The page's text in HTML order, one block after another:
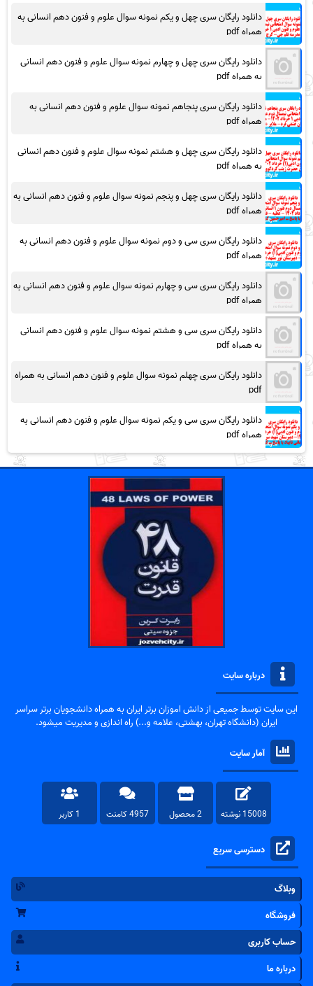
دانلود رایگان سری چهل و یکم نمونه سوال علوم و فنون دهم انسانی به
همراه pdf
دانلود رایگان سری چهل و چهارم نمونه سوال علوم و فنون دهم انسانی
به همراه pdf
دانلود رایگان سری پنجاهم نمونه سوال علوم و فنون دهم انسانی به
همراه pdf
دانلود رایگان سری چهل و هشتم نمونه سوال علوم و فنون دهم انسانی
به همراه pdf
دانلود رایگان سری چهل و پنجم نمونه سوال علوم و فنون دهم انسانی به
همراه pdf
دانلود رایگان سری سی و دوم نمونه سوال علوم و فنون دهم انسانی به
همراه pdf
دانلود رایگان سری سی و چهارم نمونه سوال علوم و فنون دهم انسانی به
همراه pdf
دانلود رایگان سری سی و هشتم نمونه سوال علوم و فنون دهم انسانی
به همراه pdf
دانلود رایگان سری چهلم نمونه سوال علوم و فنون دهم انسانی به همراه
pdf
دانلود رایگان سری سی و یکم نمونه سوال علوم و فنون دهم انسانی به
همراه pdf
درباره سایت
این سایت توسط جمیعی از دانش اموزان برتر ایران به همراه دانشجویان برتر سراسر
ایران (دانشگاه تهران، بهشتی، علامه و...) راه اندازی و مدیریت میشود.
آمار سایت
15008 نوشته 2 محصول 4957 کامنت 1 کاربر
دسترسی سریع
وبلاگ
فروشگاه
حساب کاربری
درباره ما